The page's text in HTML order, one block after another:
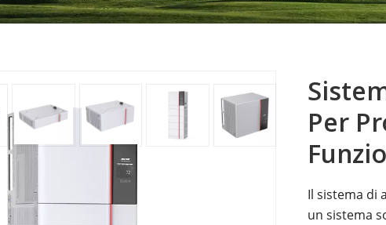
Per
Il sistema di
un sistema